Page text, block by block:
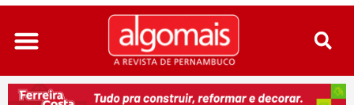
Ir
para
conteúdo